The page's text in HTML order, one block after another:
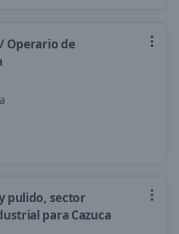
Operario de
pulido, sector
para Cazuca